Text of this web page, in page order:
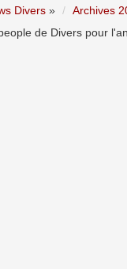
Divers »
Archives
de Divers pour